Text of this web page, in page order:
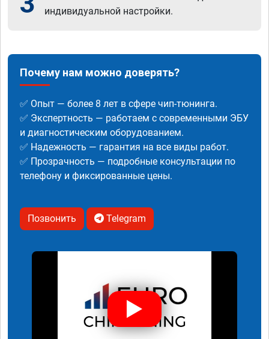
индивидуальной настройки.
Почему нам можно доверять?
✅ Опыт — более 8 лет в сфере чип-тюнинга.
✅ Экспертность — работаем с современными ЭБУ
и диагностическим оборудованием.
✅ Надежность — гарантия на все виды работ.
✅ Прозрачность — подробные консультации по
телефону и фиксированные цены.
Позвонить Telegram